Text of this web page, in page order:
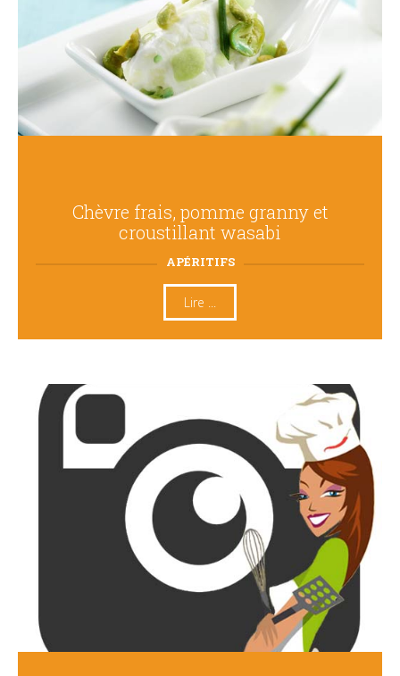
Chèvre frais, pomme granny et
croustillant wasabi
APÉRITIFS
Lire ...